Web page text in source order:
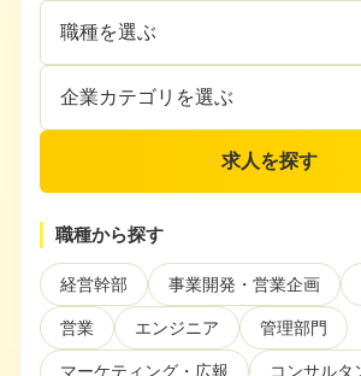
スタートアップ厳選の仕組み
Startup Magazine
イベント・セミナー
特集記事
職
を
企
カ
リ
選
求人を探す
職種から探す
経営幹部 事業開発・営業企画
営業 エンジニア 管理部門
マーケティング・広報 コンサルタ